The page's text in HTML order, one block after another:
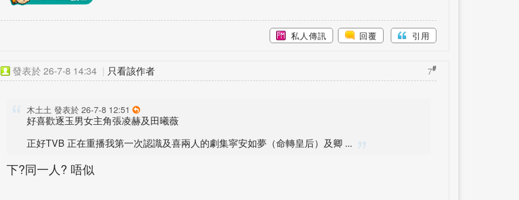
私人傳訊 回覆 引用
7#
發表於 26-7-8 14:34 | 只看該作者
木土土 發表於 26-7-8 12:51
好喜歡逐玉男女主角張凌赫及田曦薇
正好TVB 正在重播我第一次認識及喜兩人的劇集寜安如夢（命轉皇后）及卿 ...
下?同一人? 唔似